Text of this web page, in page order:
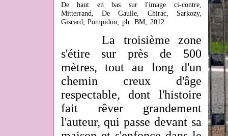
De haut en bas sur l'image ci-contre,
Mitterrand, De Gaulle, Chirac, Sarkozy,
Giscard, Pompidou, ph. BM, 2012
La troisième zone
s'étire sur près de 500
mètres, tout au long d'un
chemin creux d'âge
respectable, dont l'histoire
fait rêver grandement
l'auteur, qui passe devant sa